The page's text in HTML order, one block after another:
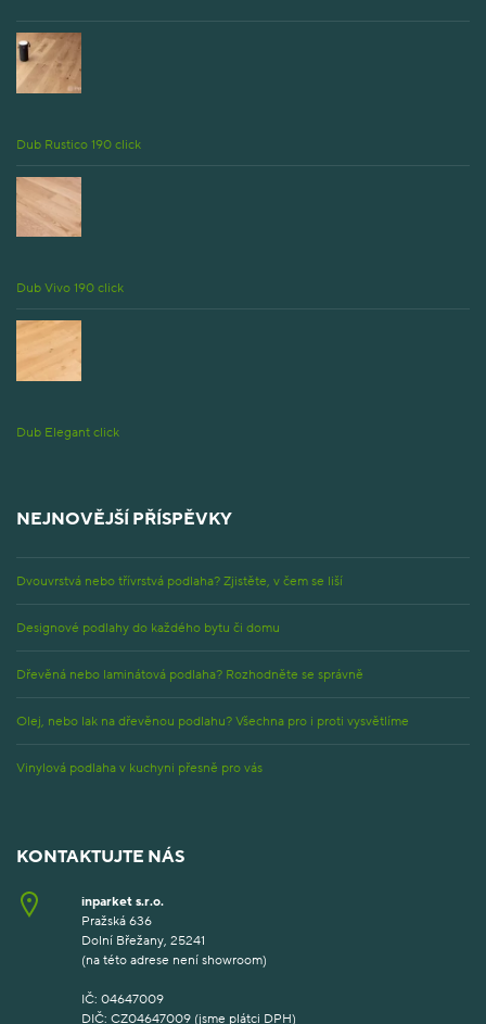
Dub Rustico 190 click
Dub Vivo 190 click
Dub Elegant click
NEJNOVĚJŠÍ PŘÍSPĚVKY
Dvouvrstvá nebo třívrstvá podlaha? Zjistěte, v čem se liší
Designové podlahy do každého bytu či domu
Dřevěná nebo laminátová podlaha? Rozhodněte se správně
Olej, nebo lak na dřevěnou podlahu? Všechna pro i proti vysvětlíme
Vinylová podlaha v kuchyni přesně pro vás
KONTAKTUJTE NÁS
inparket s.r.o.
Pražská 636
Dolní Břežany, 25241
(na této adrese není showroom)
IČ: 04647009
DIČ: CZ04647009 (jsme plátci DPH)